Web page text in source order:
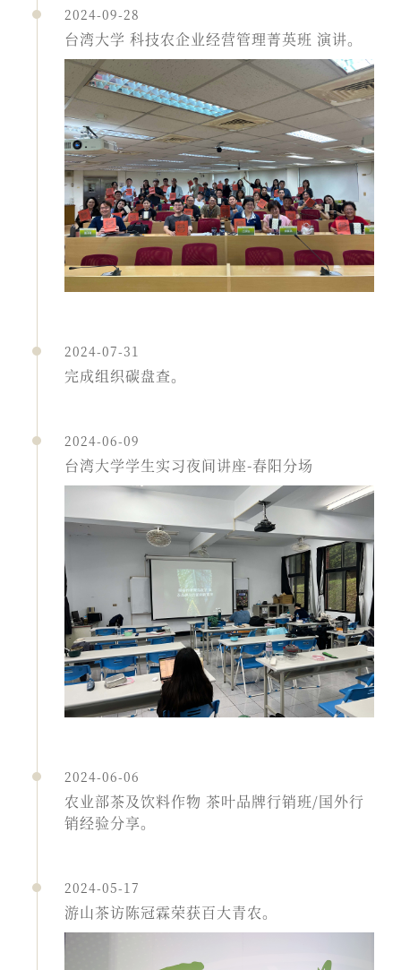
2024-09-28
台湾大学 科技农企业经营管理菁英班 演讲。
2024-07-31
完成组织碳盘查。
2024-06-09
台湾大学学生实习夜间讲座-春阳分场
2024-06-06
农业部茶及饮料作物 茶叶品牌行销班/国外行
销经验分享。
2024-05-17
游山茶访陈冠霖荣获百大青农。